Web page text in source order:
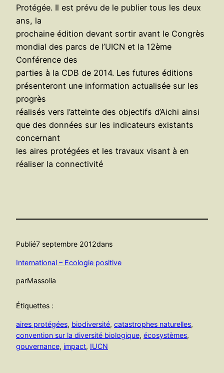
Protégée. Il est prévu de le publier tous les deux
ans, la
prochaine édition devant sortir avant le Congrès
mondial des parcs de l’UICN et la 12ème
Conférence des
parties à la CDB de 2014. Les futures éditions
présenteront une information actualisée sur les
progrès
réalisés vers l’atteinte des objectifs d’Aichi ainsi
que des données sur les indicateurs existants
concernant
les aires protégées et les travaux visant à en
réaliser la connectivité
Publié7 septembre 2012dans
International – Ecologie positive
parMassolia
Étiquettes :
aires protégées, biodiversité, catastrophes naturelles
convention sur la diversité biologique, écosystèmes
gouvernance, impact, IUCN